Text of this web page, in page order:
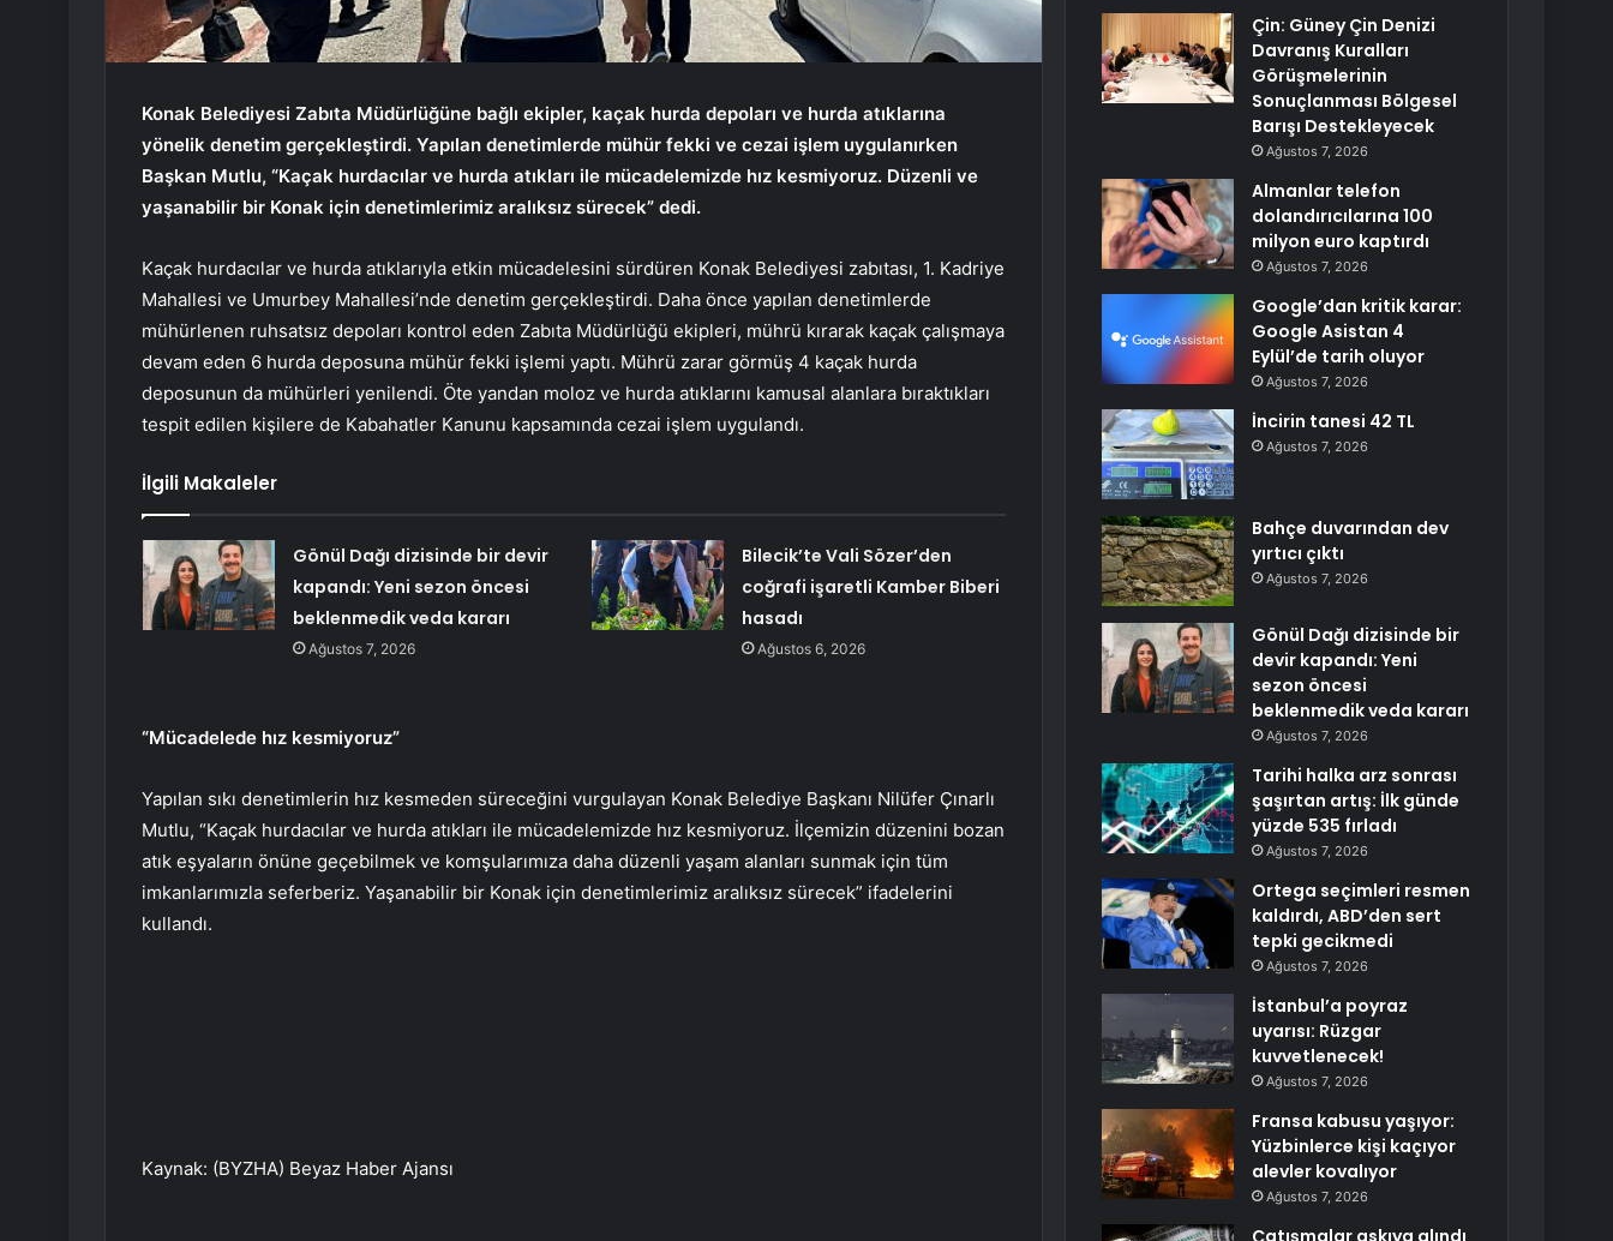
Konak Belediyesi Zabıta Müdürlüğüne bağlı ekipler, kaçak hurda depoları ve hurda atıklarına
yönelik denetim gerçekleştirdi. Yapılan denetimlerde mühür fekki ve cezai işlem uygulanırken
Başkan Mutlu, “Kaçak hurdacılar ve hurda atıkları ile mücadelemizde hız kesmiyoruz. Düzenli ve
yaşanabilir bir Konak için denetimlerimiz aralıksız sürecek” dedi.
Kaçak hurdacılar ve hurda atıklarıyla etkin mücadelesini sürdüren Konak Belediyesi zabıtası, 1. Kadriye
Mahallesi ve Umurbey Mahallesi’nde denetim gerçekleştirdi. Daha önce yapılan denetimlerde
mühürlenen ruhsatsız depoları kontrol eden Zabıta Müdürlüğü ekipleri, mührü kırarak kaçak çalışmaya
devam eden 6 hurda deposuna mühür fekki işlemi yaptı. Mührü zarar görmüş 4 kaçak hurda
deposunun da mühürleri yenilendi. Öte yandan moloz ve hurda atıklarını kamusal alanlara bıraktıkları
tespit edilen kişilere de Kabahatler Kanunu kapsamında cezai işlem uygulandı.
İlgili Makaleler
Gönül Dağı dizisinde bir devir
kapandı: Yeni sezon öncesi
beklenmedik veda kararı
Ağustos 7, 2026
Bilecik’te Vali Sözer’den
coğrafi işaretli Kamber Biberi
hasadı
Ağustos 6, 2026
“Mücadelede hız kesmiyoruz”
Yapılan sıkı denetimlerin hız kesmeden süreceğini vurgulayan Konak Belediye Başkanı Nilüfer Çınarlı
Mutlu, “Kaçak hurdacılar ve hurda atıkları ile mücadelemizde hız kesmiyoruz. İlçemizin düzenini bozan
atık eşyaların önüne geçebilmek ve komşularımıza daha düzenli yaşam alanları sunmak için tüm
imkanlarımızla seferberiz. Yaşanabilir bir Konak için denetimlerimiz aralıksız sürecek” ifadelerini
kullandı.
Kaynak: (BYZHA) Beyaz Haber Ajansı
Çin: Güney Çin Denizi
Davranış Kuralları
Görüşmelerinin
Sonuçlanması Bölgesel
Barışı Destekleyecek
Ağustos 7, 2026
Almanlar telefon
dolandırıcılarına 100
milyon euro kaptırdı
Ağustos 7, 2026
Google’dan kritik karar:
Google Asistan 4
Eylül’de tarih oluyor
Ağustos 7, 2026
İncirin tanesi 42 TL
Ağustos 7, 2026
Bahçe duvarından dev
yırtıcı çıktı
Ağustos 7, 2026
Gönül Dağı dizisinde bir
devir kapandı: Yeni
sezon öncesi
beklenmedik veda kararı
Ağustos 7, 2026
Tarihi halka arz sonrası
şaşırtan artış: İlk günde
yüzde 535 fırladı
Ağustos 7, 2026
Ortega seçimleri resmen
kaldırdı, ABD’den sert
tepki gecikmedi
Ağustos 7, 2026
İstanbul’a poyraz
uyarısı: Rüzgar
kuvvetlenecek!
Ağustos 7, 2026
Fransa kabusu yaşıyor:
Yüzbinlerce kişi kaçıyor
alevler kovalıyor
Ağustos 7, 2026
Çatışmalar askıya alındı